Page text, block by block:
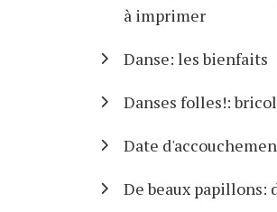
à imprimer
Danse: les bienfaits
Danses folles!:
Date
De beaux papillons: